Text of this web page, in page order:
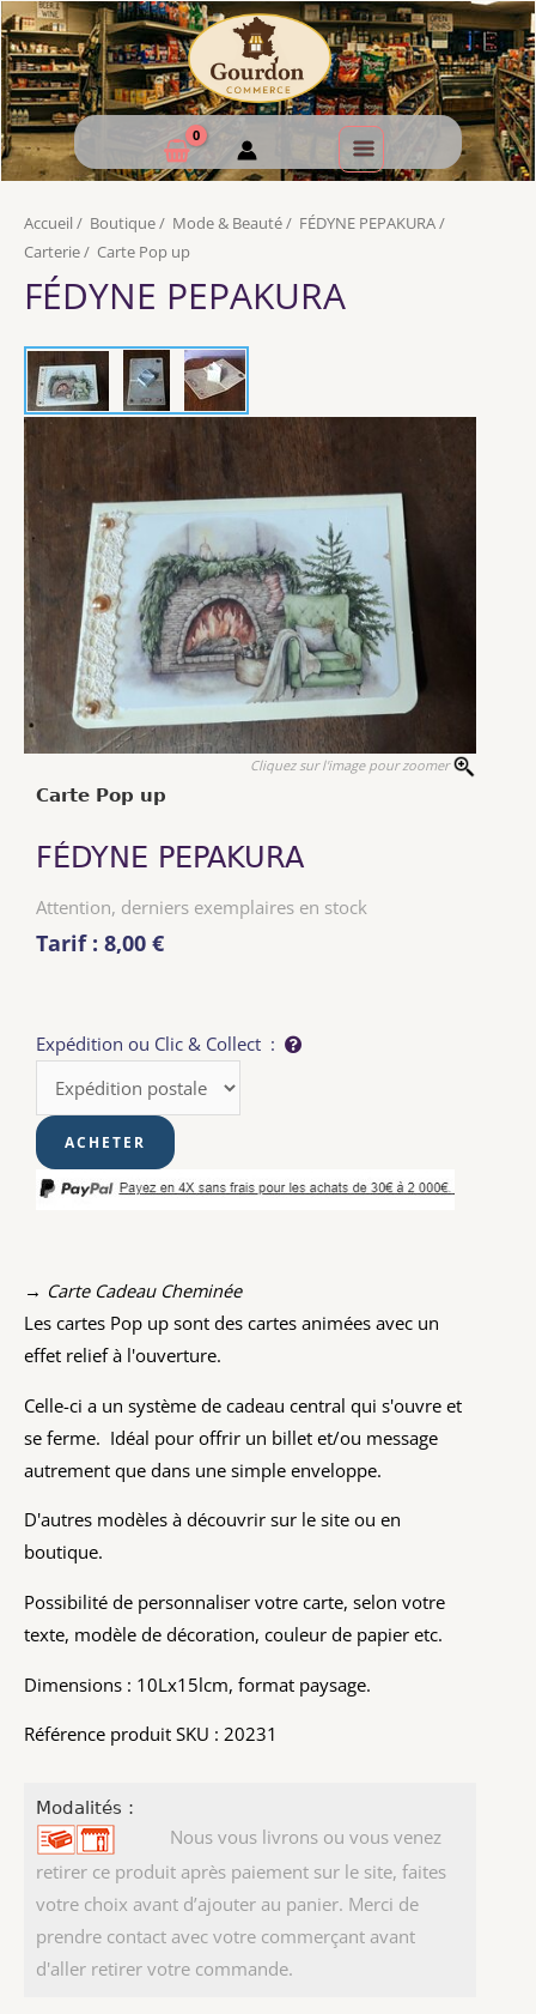
Accueil / Boutique/ Mode & Beauté/ FÉDYNE PEPAKURA/
Carterie/ Carte Pop up
FÉDYNE PEPAKURA
Cliquez sur l'image pour zoomer
Carte Pop up
FÉDYNE PEPAKURA
Attention, derniers exemplaires en stock
Tarif : 8,00 €
Expédition ou Clic & Collect :
→ Carte Cadeau Cheminée
Les cartes Pop up sont des cartes animées avec un
effet relief à l'ouverture.
Celle-ci a un système de cadeau central qui s'ouvre et
se ferme. Idéal pour offrir un billet et/ou message
autrement que dans une simple enveloppe.
D'autres modèles à découvrir sur le site ou en
boutique.
Possibilité de personnaliser votre carte, selon votre
texte, modèle de décoration, couleur de papier etc.
Dimensions : 10Lx15lcm, format paysage.
Référence produit SKU : 20231
Modalités :
Nous vous livrons ou vous venez
retirer ce produit après paiement sur le site, faites
votre choix avant d’ajouter au panier. Merci de
prendre contact avec votre commerçant avant
d'aller retirer votre commande.